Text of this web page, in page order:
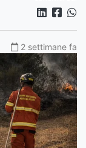
2 settimane fa